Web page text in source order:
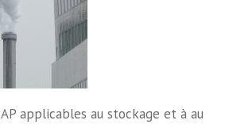
applicables au stockage et à au